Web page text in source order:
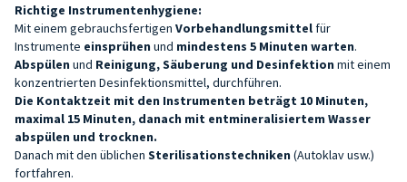
Richtige Instrumentenhygiene:
Mit einem gebrauchsfertigen Vorbehandlungsmittel für
Instrumente einsprühen und mindestens 5 Minuten warten.
Abspülen und Reinigung, Säuberung und Desinfektion mit einem
konzentrierten Desinfektionsmittel, durchführen.
Die Kontaktzeit mit den Instrumenten beträgt 10 Minuten,
maximal 15 Minuten, danach mit entmineralisiertem Wasser
abspülen und trocknen.
Danach mit den üblichen Sterilisationstechniken (Autoklav usw.)
fortfahren.